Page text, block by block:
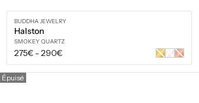
BUDDHA JEWELRY
Halston
SMOKEY QUARTZ
Prix
régulier
275€ - 290€
Or Or Or
Épuisé